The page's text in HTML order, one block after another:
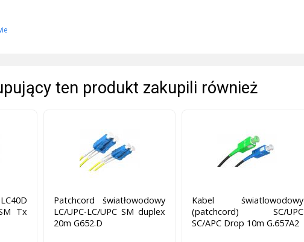
ten produkt zakupili również
Tx
Patchcord światłowodowy
LC/UPC-LC/UPC SM duplex
20m G652.D
Kabel światlowodowy
(patchcord) SC/UPC
SC/APC Drop 10m G.657A2